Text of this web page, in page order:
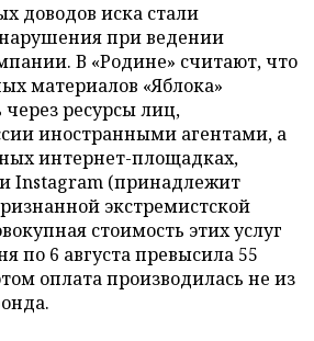
доводов иска стали
при ведении
В «Родине» считают, что
материалов «Яблока»
через ресурсы лиц,
иностранными агентами, а
интернет-площадках,
Instagram (принадлежит
экстремистской
стоимость этих услуг
по 6 августа превысила 55
оплата производилась не из